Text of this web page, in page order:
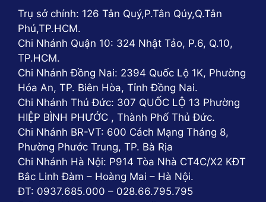
Trụ sở chính: 126 Tân Quý,P.Tân Qúy,Q.Tân
Phú,TP.HCM.
Chi Nhánh Quận 10: 324 Nhật Tảo, P.6, Q.10,
TP.HCM.
Chi Nhánh Đồng Nai: 2394 Quốc Lộ 1K, Phường
Hóa An, TP. Biên Hòa, Tỉnh Đồng Nai.
Chi Nhánh Thủ Đức: 307 QUỐC LỘ 13 Phường
HIỆP BÌNH PHƯỚC , Thành Phố Thủ Đức.
Chi Nhánh BR-VT: 600 Cách Mạng Tháng 8,
Phường Phước Trung, TP. Bà Rịa
Chi Nhánh Hà Nội: P914 Tòa Nhà CT4C/X2 KĐT
Bắc Linh Đàm – Hoàng Mai – Hà Nội.
ĐT: 0937.685.000 – 028.66.795.795